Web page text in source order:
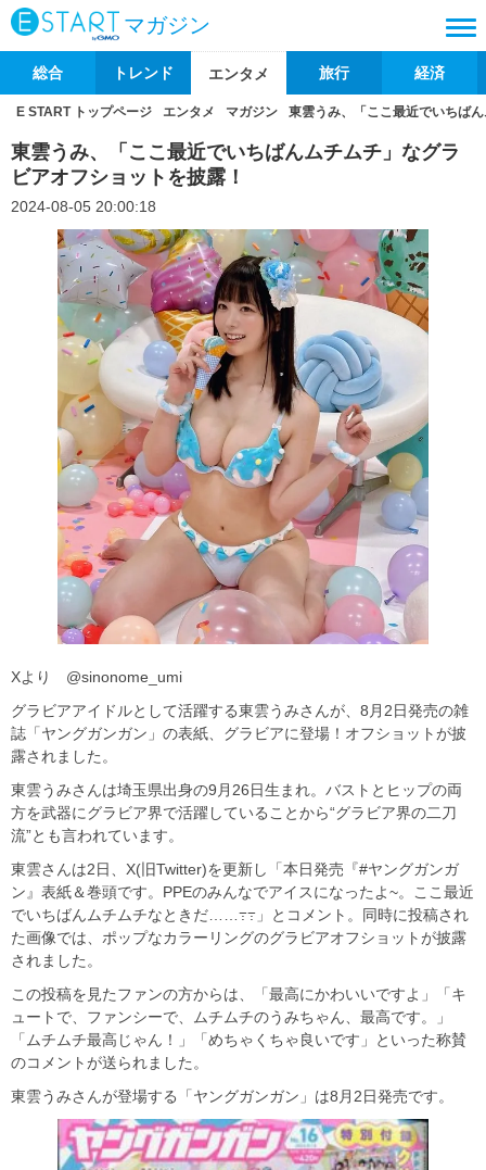
マガジン
総合 トレンド エンタメ 旅行 経済
E START トップページ エンタメ マガジン 東雲うみ、「ここ最近でいちば
東雲うみ、「ここ最近でいちばんムチムチ」なグラ
ビアオフショットを披露！
2024-08-05 20:00:18
Xより @sinonome_umi
グラビアアイドルとして活躍する東雲うみさんが、8月2日発売の雑
誌「ヤングガンガン」の表紙、グラビアに登場！オフショットが披
露されました。
東雲うみさんは埼玉県出身の9月26日生まれ。バストとヒップの両
方を武器にグラビア界で活躍していることから“グラビア界の二刀
流”とも言われています。
東雲さんは2日、X(旧Twitter)を更新し「本日発売『#ヤングガンガ
ン』表紙＆巻頭です。PPEのみんなでアイスになったよ~。ここ最近
でいちばんムチムチなときだ……߹߹」とコメント。同時に投稿され
た画像では、ポップなカラーリングのグラビアオフショットが披露
されました。
この投稿を見たファンの方からは、「最高にかわいいですよ」「キ
ュートで、ファンシーで、ムチムチのうみちゃん、最高です。」
「ムチムチ最高じゃん！」「めちゃくちゃ良いです」といった称賛
のコメントが送られました。
東雲うみさんが登場する「ヤングガンガン」は8月2日発売です。